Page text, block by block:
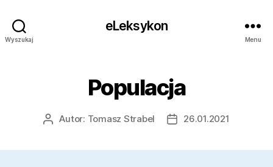
Wyszukaj
eLeksykon
Menu
Populacja
AutorAutor: Tomasz Strabel
Data26.01.2021